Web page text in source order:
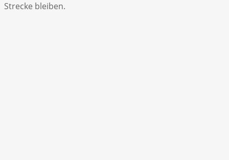
Strecke bleiben.